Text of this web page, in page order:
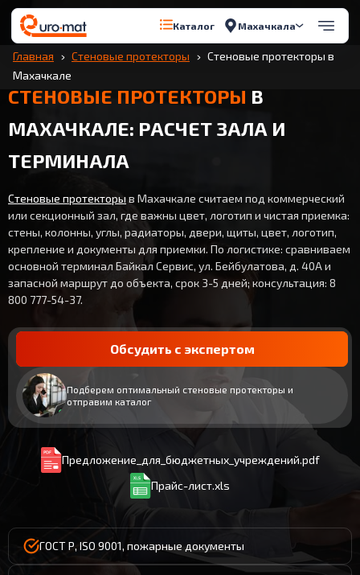
Каталог Махачкала
Главная Стеновые протекторы
Стеновые протекторы в
Махачкале
СТЕНОВЫЕ ПРОТЕКТОРЫ В
МАХАЧКАЛЕ: РАСЧЕТ ЗАЛА И
ТЕРМИНАЛА
Стеновые протекторыв Махачкале считаем под коммерческий
или секционный зал, где важны цвет, логотип и чистая приемка:
стены, колонны, углы, радиаторы, двери, щиты, цвет, логотип,
крепление и документы для приемки. По логистике: сравниваем
основной терминал Байкал Сервис, ул. Бейбулатова, д. 40А и
запасной маршрут до объекта, срок 3-5 дней; консультация: 8
800 777-54-37.
Обсудить с экспертом
Подберем оптимальный стеновые протекторы и
отправим каталог
Предложение_для_бюджетных_учреждений.pdf
Прайс-лист.xls
ГОСТ Р, ISO 9001, пожарные документы